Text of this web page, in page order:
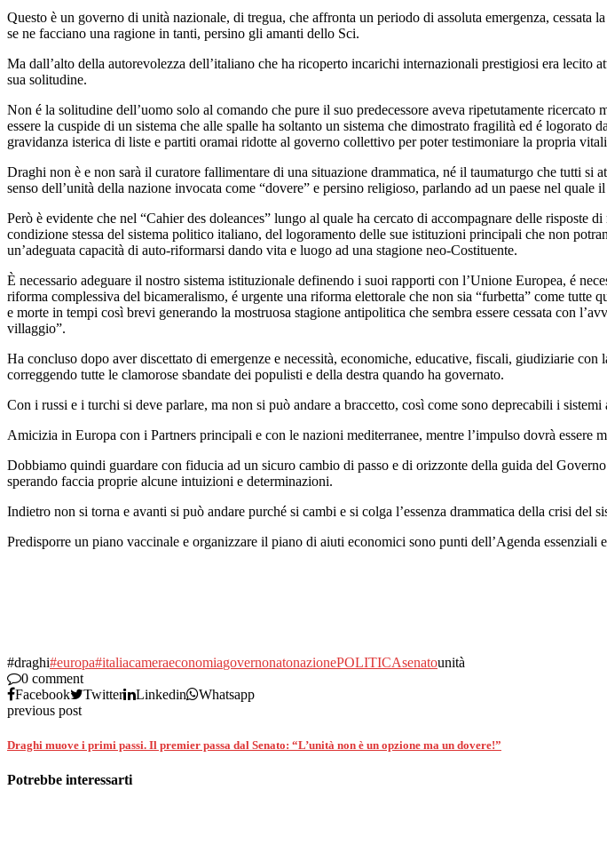
Questo è un governo di unità nazionale, di tregua, che affronta un periodo di assoluta emergenza,
se ne facciano una ragione in tanti, persino gli amanti dello Sci.
Ma dall’alto della autorevolezza dell’italiano che ha ricoperto incarichi internazionali prestigiosi era lecito
sua solitudine.
Non é la solitudine dell’uomo solo al comando che pure il suo predecessore aveva ripetutamente
essere la cuspide di un sistema che alle spalle ha soltanto un sistema che dimostrato fragilità ed é
gravidanza isterica di liste e partiti oramai ridotte al governo collettivo per poter testimoniare la propria
Draghi non è e non sarà il curatore fallimentare di una situazione drammatica, né il taumaturgo che tutti si
senso dell’unità della nazione invocata come “dovere” e persino religioso, parlando ad un paese nel
Però è evidente che nel “Cahier des doleances” lungo al quale ha cercato di accompagnare delle
condizione stessa del sistema politico italiano, del logoramento delle sue istituzioni principali che non
un’adeguata capacità di auto-riformarsi dando vita e luogo ad una stagione neo-Costituente.
È necessario adeguare il nostro sistema istituzionale definendo i suoi rapporti con l’Unione Europea, é
riforma complessiva del bicameralismo, é urgente una riforma elettorale che non sia “furbetta” come
e morte in tempi così brevi generando la mostruosa stagione antipolitica che sembra essere cessata con
villaggio”.
Ha concluso dopo aver discettato di emergenze e necessità, economiche, educative, fiscali, giudiziarie
correggendo tutte le clamorose sbandate dei populisti e della destra quando ha governato.
Con i russi e i turchi si deve parlare, ma non si può andare a braccetto, così come sono deprecabili i sistemi
Amicizia in Europa con i Partners principali e con le nazioni mediterranee, mentre l’impulso dovrà
Dobbiamo quindi guardare con fiducia ad un sicuro cambio di passo e di orizzonte della guida del
sperando faccia proprie alcune intuizioni e determinazioni.
Indietro non si torna e avanti si può andare purché si cambi e si colga l’essenza drammatica della crisi del
Predisporre un piano vaccinale e organizzare il piano di aiuti economici sono punti dell’Agenda
#draghi#europa#italiacameraeconomiagovernonatonazionePOLITICAsenatounità
0 comment
Facebook
Twitter Linkedin
Whatsapp
previous post
Draghi muove i primi passi. Il premier passa dal Senato: “L’unità non è un opzione ma un dovere!”
Potrebbe interessarti